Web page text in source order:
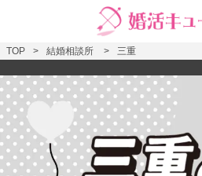
TOP 結婚相談所 三重